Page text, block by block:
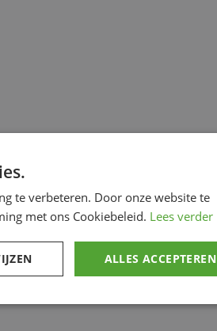
te verbeteren. Door onze website te
met ons Cookiebeleid. Lees verder
ALLES ACCEPTEREN